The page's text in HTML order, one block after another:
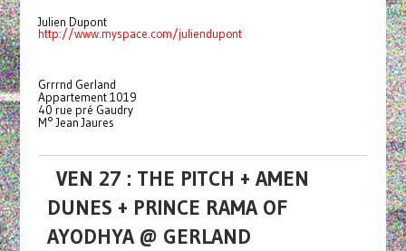
Julien Dupont
http://www.myspace.com/juliendupont
Grrrnd Gerland
Appartement 1019
40 rue pré Gaudry
M° Jean Jaures
VEN 27 : THE PITCH + AMEN
DUNES + PRINCE RAMA OF
AYODHYA @ GERLAND